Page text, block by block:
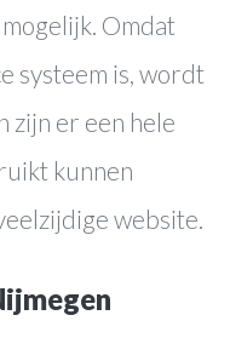
Omdat
systeem is, wordt
zijn er een hele
kunnen
website.